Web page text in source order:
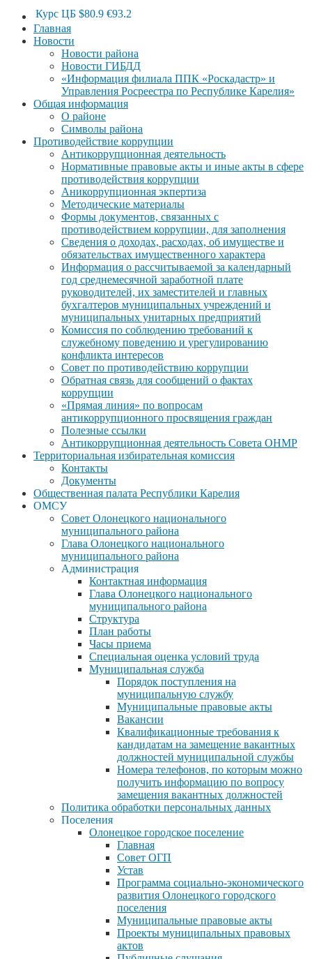
Курс ЦБ $80.9 €93.2
Главная
Новости
Новости района
Новости ГИБДД
«Информация филиала ППК «Роскадастр» и
Управления Росреестра по Республике Карелия»
Общая информация
О районе
Символы района
Противодействие коррупции
Антикоррупционная деятельность
Нормативные правовые акты и иные акты в сфере
противодействия коррупции
Аникоррупционная экпертиза
Методические материалы
Формы документов, связанных с
противодействием коррупции, для заполнения
Сведения о доходах, расходах, об имуществе и
обязательствах имущественного характера
Информация о рассчитываемой за календарный
год среднемесячной заработной плате
руководителей, их заместителей и главных
бухгалтеров муниципальных учреждений и
муниципальных унитарных предприятий
Комиссия по соблюдению требований к
служебному поведению и урегулированию
конфликта интересов
Совет по противодействию коррупции
Обратная связь для сообщений о фактах
коррупции
«Прямая линия» по вопросам
антикоррупционного просвящения граждан
Полезные ссылки
Антикоррупционная деятельность Совета ОНМР
Территориальная избирательная комиссия
Контакты
Документы
Общественная палата Республики Карелия
ОМСУ
Совет Олонецкого национального
муниципального района
Глава Олонецкого национального
муниципального района
Администрация
Контактная информация
Глава Олонецкого национального
муниципального района
Структура
План работы
Часы приема
Специальная оценка условий труда
Муниципальная служба
Порядок поступления на
муниципальную службу
Муниципальные правовые акты
Вакансии
Квалификационные требования к
кандидатам на замещение вакантных
должностей муниципальной службы
Номера телефонов, по которым можно
получить информацию по вопросу
замещения вакантных должностей
Политика обработки персональных данных
Поселения
Олонецкое городское поселение
Главная
Совет ОГП
Устав
Программа социально-экономического
развития Олонецкого городского
поселения
Муниципальные правовые акты
Проекты муниципальных правовых
актов